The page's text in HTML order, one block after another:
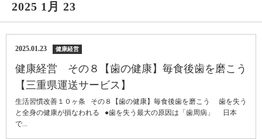
2025 1月 23
2025.01.23 健康経営
健康経営 その８【歯の健康】毎食後歯を磨こう
【三重県運送サービス】
生活習慣改善１０ヶ条 その８【歯の健康】毎食後歯を磨こう 歯を失う
と全身の健康が損なわれる ●歯を失う最大の原因は「歯周病」 日本
で...